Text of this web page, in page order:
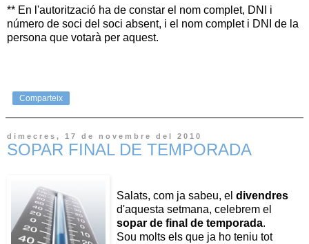
** En l'autorització ha de constar el nom complet, DNI i
número de soci del soci absent, i el nom complet i DNI de la
persona que votarà per aquest.
Comparteix
dimecres, 17 de novembre del 2010
SOPAR FINAL DE TEMPORADA
Salats, com ja sabeu, el divendres
d'aquesta setmana, celebrem el
sopar de final de temporada.
Sou molts els que ja ho teniu tot